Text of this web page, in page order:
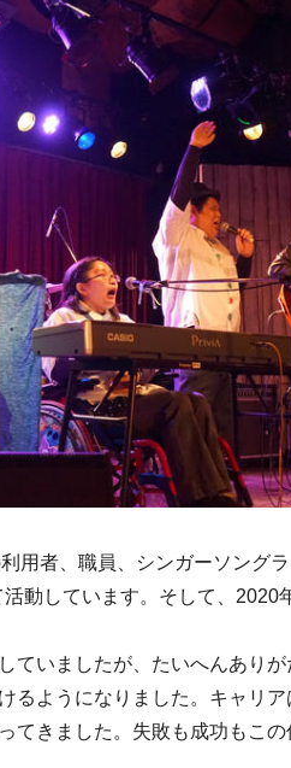
用者、職員、シンガーソング
動しています。そして、2020
ていましたが、たいへんありが
るようになりました。キャリア
てきました。失敗も成功もこの